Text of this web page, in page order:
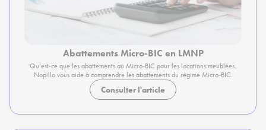
Abattements Micro-BIC en LMNP
Qu’est-ce que les abattements au Micro-BIC pour les locations meublées.
Nopillo vous aide à comprendre les abattements du régime Micro-BIC.
Consulter l'article